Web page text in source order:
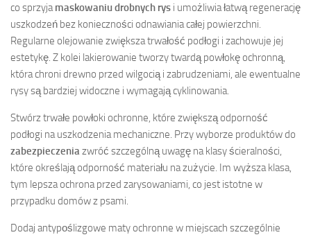
co sprzyjamaskowaniu drobnych rys i umożliwia łatwą regenerację
uszkodzeń bez konieczności odnawiania całej powierzchni.
Regularne olejowanie zwiększa trwałość podłogi i zachowuje jej
estetykę. Z kolei lakierowanie tworzy twardą powłokę ochronną,
która chroni drewno przed wilgocią i zabrudzeniami, ale ewentualne
rysy są bardziej widoczne i wymagają cyklinowania.
Stwórz trwałe powłoki ochronne, które zwiększą odporność
podłogi na uszkodzenia mechaniczne. Przy wyborze produktów do
zabezpieczeniazwróć szczególną uwagę na klasy ścieralności,
które określają odporność materiału na zużycie. Im wyższa klasa,
tym lepsza ochrona przed zarysowaniami, co jest istotne w
przypadku domów z psami.
Dodaj antypоślizgowe maty ochronne w miejscach szczególnie